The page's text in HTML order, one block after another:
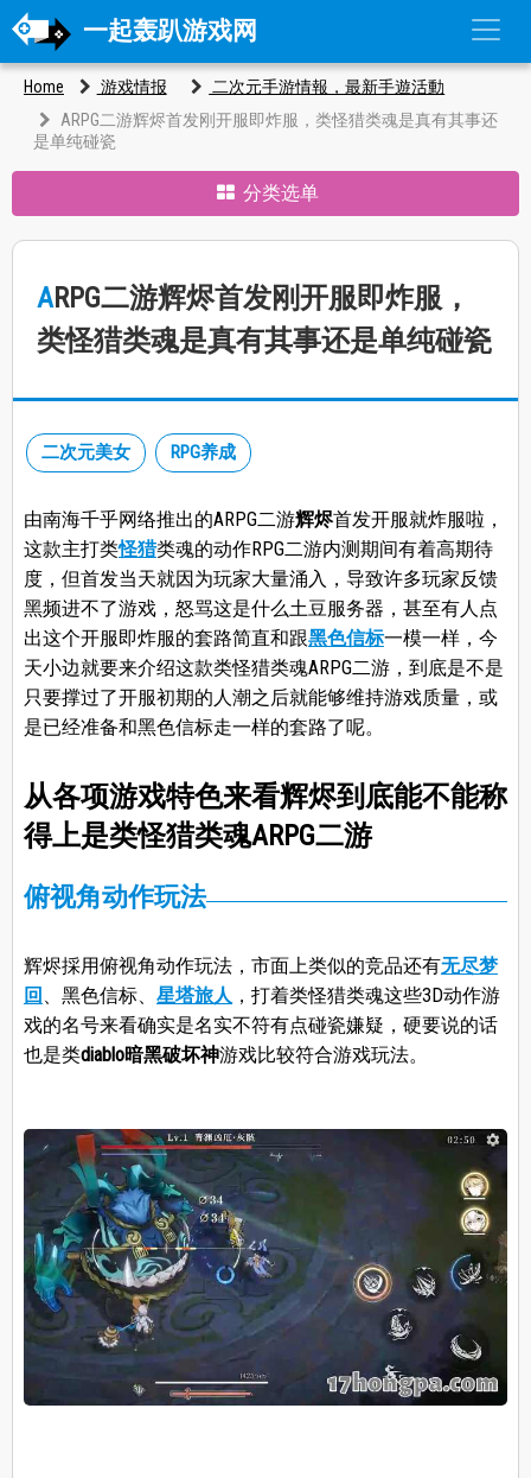
一起轰趴游戏网
Home 游戏情报
二次元手游情報，最新手遊活動
ARPG二游辉烬首发刚开服即炸服，类怪猎类魂是真有其事还
是单纯碰瓷
分类选单
ARPG二游辉烬首发刚开服即炸服，
类怪猎类魂是真有其事还是单纯碰瓷
二次元美女 RPG养成
由南海千乎网络推出的ARPG二游辉烬首发开服就炸服啦，
这款主打类怪猎类魂的动作RPG二游内测期间有着高期待
度，但首发当天就因为玩家大量涌入，导致许多玩家反馈
黑频进不了游戏，怒骂这是什么土豆服务器，甚至有人点
出这个开服即炸服的套路简直和跟黑色信标一模一样，今
天小边就要来介绍这款类怪猎类魂ARPG二游，到底是不是
只要撑过了开服初期的人潮之后就能够维持游戏质量，或
是已经准备和黑色信标走一样的套路了呢。
从各项游戏特色来看辉烬到底能不能称
得上是类怪猎类魂ARPG二游
俯视角动作玩法
辉烬採用俯视角动作玩法，市面上类似的竞品还有无尽梦
回 、黑色信标、 星塔旅人 ，打着类怪猎类魂这些3D动作游
戏的名号来看确实是名实不符有点碰瓷嫌疑，硬要说的话
也是类diablo暗黑破坏神游戏比较符合游戏玩法。